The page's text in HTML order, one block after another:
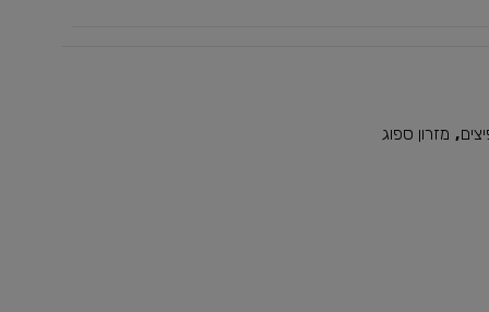
, מזרון ספוג